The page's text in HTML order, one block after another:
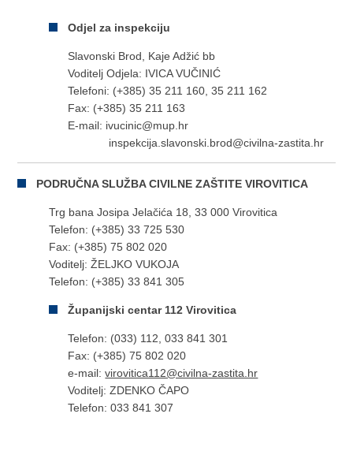
Odjel za inspekciju
Slavonski Brod, Kaje Adžić bb
Voditelj Odjela: IVICA VUČINIĆ
Telefoni: (+385) 35 211 160, 35 211 162
Fax: (+385) 35 211 163
E-mail: ivucinic@mup.hr
inspekcija.slavonski.brod@civilna-zastita.hr
PODRUČNA SLUŽBA CIVILNE ZAŠTITE VIROVITICA
Trg bana Josipa Jelačića 18, 33 000 Virovitica
Telefon: (+385) 33 725 530
Fax: (+385) 75 802 020
Voditelj: ŽELJKO VUKOJA
Telefon: (+385) 33 841 305
Županijski centar 112 Virovitica
Telefon: (033) 112, 033 841 301
Fax: (+385) 75 802 020
e-mail:virovitica112@civilna-zastita.hr
Voditelj: ZDENKO ČAPO
Telefon: 033 841 307